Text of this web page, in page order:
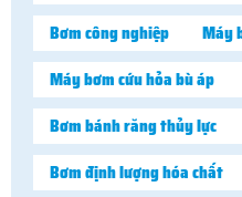
Bơm công nghiệp
Máy
Máy bơm cứu hỏa bù áp
Bơm bánh răng thủy lực
Bơm định lượng hóa chất